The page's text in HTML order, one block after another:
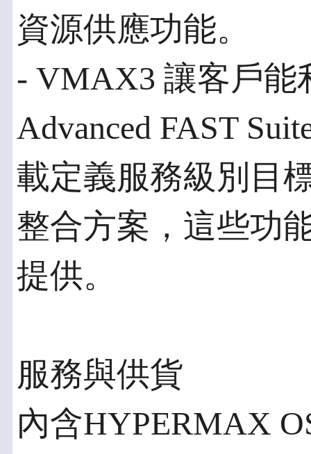
資源供應功能。
- VMAX3 讓客戶
Advanced FAST
載定義服務級別目
整合方案，這些功
提供。
服務與供貨
內含HYPERMAX